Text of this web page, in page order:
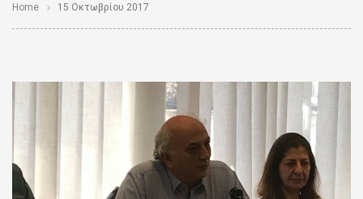
Home 15 Οκτωβρίου 2017